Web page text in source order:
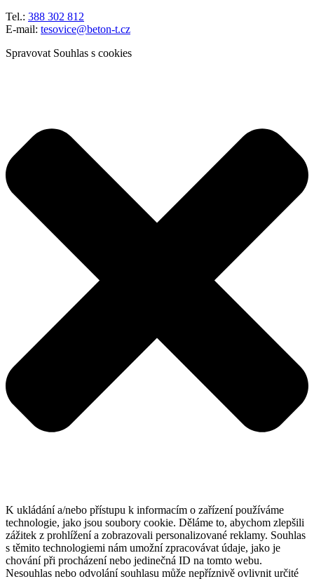
Tel.: 388 302 812
E-mail: tesovice@beton-t.cz
Spravovat Souhlas s cookies
K ukládání a/nebo přístupu k informacím o zařízení používáme
technologie, jako jsou soubory cookie. Děláme to, abychom zlepšili
zážitek z prohlížení a zobrazovali personalizované reklamy. Souhlas
s těmito technologiemi nám umožní zpracovávat údaje, jako je
chování při procházení nebo jedinečná ID na tomto webu.
Nesouhlas nebo odvolání souhlasu může nepříznivě ovlivnit určité